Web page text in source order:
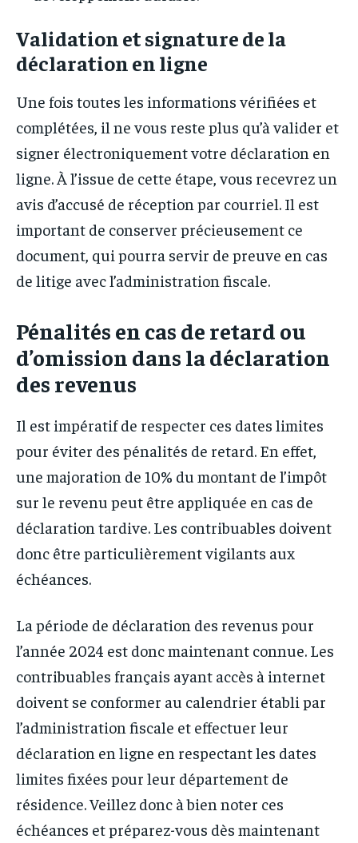
Validation et signature de la
déclaration en ligne
Une fois toutes les informations vérifiées et
complétées, il ne vous reste plus qu’à valider et
signer électroniquement votre déclaration en
ligne. À l’issue de cette étape, vous recevrez un
avis d’accusé de réception par courriel. Il est
important de conserver précieusement ce
document, qui pourra servir de preuve en cas
de litige avec l’administration fiscale.
Pénalités en cas de retard ou
d’omission dans la déclaration
des revenus
Il est impératif de respecter ces dates limites
pour éviter des pénalités de retard. En effet,
une majoration de 10% du montant de l’impôt
sur le revenu peut être appliquée en cas de
déclaration tardive. Les contribuables doivent
donc être particulièrement vigilants aux
échéances.
La période de déclaration des revenus pour
l’année 2024 est donc maintenant connue. Les
contribuables français ayant accès à internet
doivent se conformer au calendrier établi par
l’administration fiscale et effectuer leur
déclaration en ligne en respectant les dates
limites fixées pour leur département de
résidence. Veillez donc à bien noter ces
échéances et préparez-vous dès maintenant